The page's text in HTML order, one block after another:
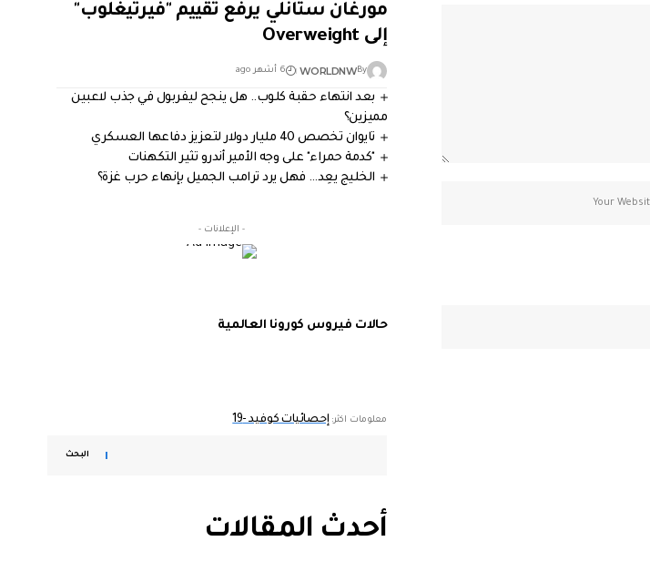
مورغان ستانلي يرفع تقييم "فيرتيغلوب"
إلى Overweight
By
WORLDNW 6 أشهر ago
بعد انتهاء حقبة كلوب.. هل ينجح ليفربول في جذب لاعبين
مميزين؟
تايوان تخصص 40 مليار دولار لتعزيز دفاعها العسكري
"كدمة حمراء" على وجه الأمير أندرو تثير التكهنات
الخليج يعِد… فهل يرد ترامب الجميل بإنهاء حرب غزة؟
- الإعلانات -
حالات فيروس كورونا العالمية
معلومات اكثر: إحصائيات كوفيد -19
البحث
أحدث المقالات